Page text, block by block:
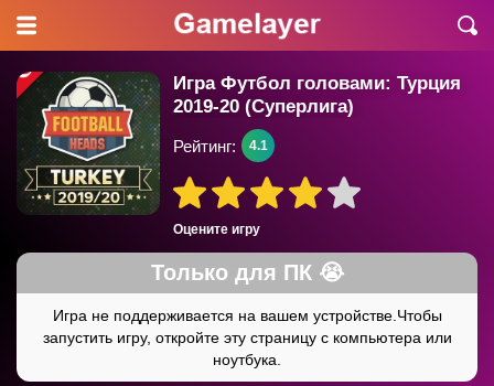
Игра Футбол головами: Турция
2019-20 (Суперлига)
Оцените игру
Рейтинг: 4.1